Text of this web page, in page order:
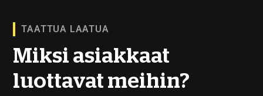
TAATTUA LAATUA
Miksi asiakkaat
luottavat meihin?